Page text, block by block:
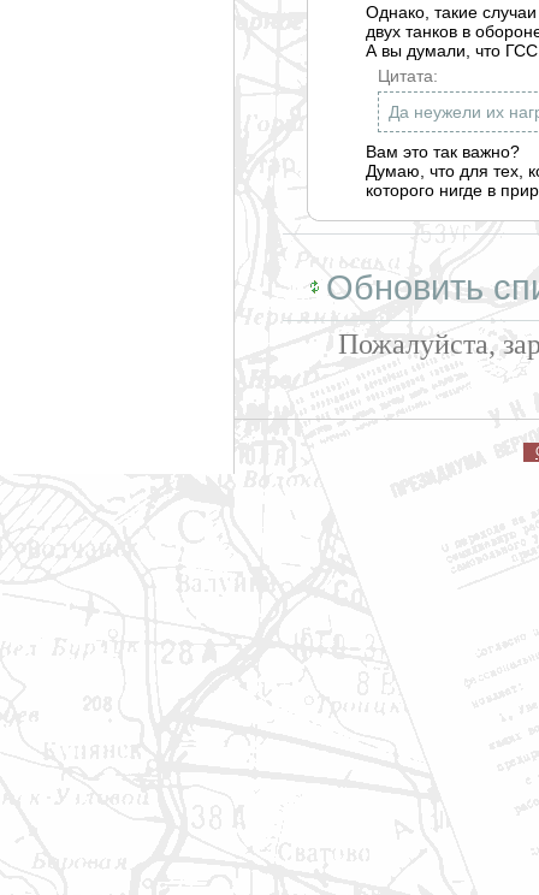
Однако, такие
двух танков в
А вы думали, что ГСС
Цитата:
Да неужели их
Вам это так важно?
Думаю, что для тех,
которого нигде в
Обновить
Пожалуйста,